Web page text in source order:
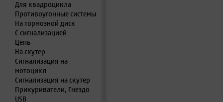
Для квадроцикла
Противоугонные системы
На тормозной диск
С сигнализацией
Цепь
На скутер
Сигнализация на
мотоцикл
Сигнализация на скутер
Прикуриватели, Гнездо
USB